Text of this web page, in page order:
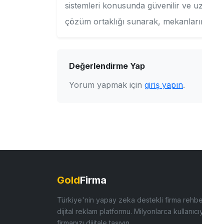
sistemleri konusunda güvenilir ve
çözüm ortaklığı sunarak,
Değerlendirme Yap
Yorum yapmak için giriş yapın.
GoldFirma
Türkiye'nin yapay zeka destekli firma
dijital reklam platformu. Milyonlarca